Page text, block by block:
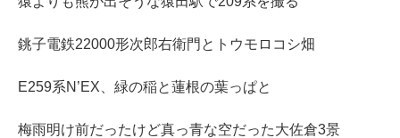
銚子電鉄22000形次郎右衛門とトウモロコシ畑
E259系N’EX、緑の稲と蓮根の葉っぱと
梅雨明け前だったけど真っ青な空だった大佐倉3景